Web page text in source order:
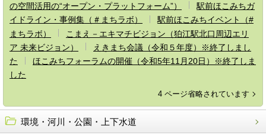
の空間活用の“オープン・プラットフォーム”）
駅前ほこみちガ
イドライン・事例集（＃まちラボ）
駅前ほこみちイベント（#
まちラボ）
こまえ－エキマチビジョン（狛江駅北口周辺エリ
ア 未来ビジョン）
えきまち会議（令和５年度）※終了しまし
た
ほこみちフォーラムの開催（令和5年11月20日）※終了しま
した
4 ページ省略されています
環境・河川・公園・上下水道